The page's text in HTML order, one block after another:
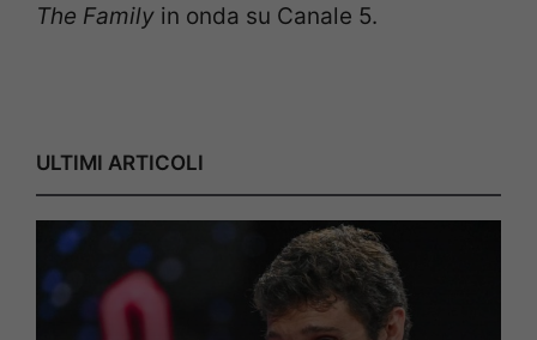
The Family in onda su Canale 5.
ULTIMI ARTICOLI